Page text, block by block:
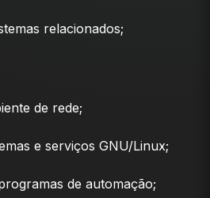
relacionados;
de rede;
e serviços GNU/Linux;
de automação;